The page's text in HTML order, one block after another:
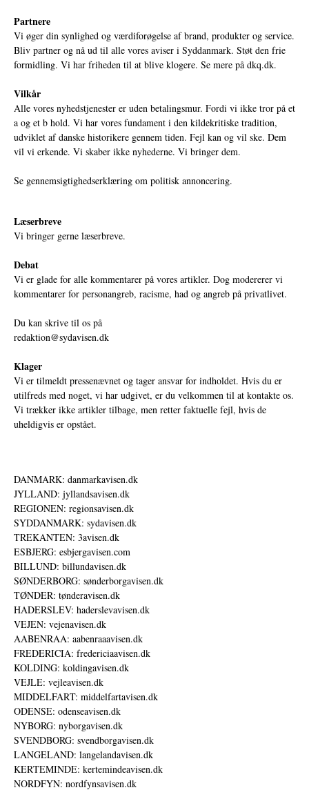
Partnere
Vi øger din synlighed og værdiforøgelse af brand, produkter og service.
Bliv partner og nå ud til alle vores aviser i Syddanmark. Støt den frie
formidling. Vi har friheden til at blive klogere. Se mere på dkq.dk.
Vilkår
Alle vores nyhedstjenester er uden betalingsmur. Fordi vi ikke tror på et
a og et b hold. Vi har vores fundament i den kildekritiske tradition,
udviklet af danske historikere gennem tiden. Fejl kan og vil ske. Dem
vil vi erkende. Vi skaber ikke nyhederne. Vi bringer dem.
Se gennemsigtighedserklæring om politisk annoncering.
Læserbreve
Vi bringer gerne læserbreve.
Debat
Vi er glade for alle kommentarer på vores artikler. Dog modererer vi
kommentarer for personangreb, racisme, had og angreb på privatlivet.
Du kan skrive til os på
redaktion@sydavisen.dk
Klager
Vi er tilmeldt pressenævnet og tager ansvar for indholdet. Hvis du er
utilfreds med noget, vi har udgivet, er du velkommen til at kontakte os.
Vi trækker ikke artikler tilbage, men retter faktuelle fejl, hvis de
uheldigvis er opstået.
DANMARK: danmarkavisen.dk
JYLLAND: jyllandsavisen.dk
REGIONEN: regionsavisen.dk
SYDDANMARK: sydavisen.dk
TREKANTEN: 3avisen.dk
ESBJERG: esbjergavisen.com
BILLUND: billundavisen.dk
SØNDERBORG: sønderborgavisen.dk
TØNDER: tønderavisen.dk
HADERSLEV: haderslevavisen.dk
VEJEN: vejenavisen.dk
AABENRAA: aabenraaavisen.dk
FREDERICIA: fredericiaavisen.dk
KOLDING: koldingavisen.dk
VEJLE: vejleavisen.dk
MIDDELFART: middelfartavisen.dk
ODENSE: odenseavisen.dk
NYBORG: nyborgavisen.dk
SVENDBORG: svendborgavisen.dk
LANGELAND: langelandavisen.dk
KERTEMINDE: kertemindeavisen.dk
NORDFYN: nordfynsavisen.dk